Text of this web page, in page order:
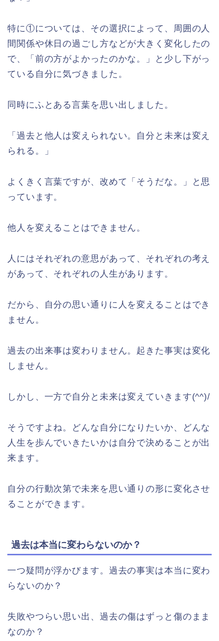
特に①については、その選択によって、周囲の人
間関係や休日の過ごし方などが大きく変化したの
で、「前の方がよかったのかな。」と少し下がっ
ている自分に気づきました。
同時にふとある言葉を思い出しました。
「過去と他人は変えられない。自分と未来は変え
られる。」
よくきく言葉ですが、改めて「そうだな。」と思
っています。
他人を変えることはできません。
人にはそれぞれの意思があって、それぞれの考え
があって、それぞれの人生があります。
だから、自分の思い通りに人を変えることはでき
ません。
過去の出来事は変わりません。起きた事実は変化
しません。
しかし、一方で自分と未来は変えていきます(^^)/
そうですよね。どんな自分になりたいか、どんな
人生を歩んでいきたいかは自分で決めることが出
来ます。
自分の行動次第で未来を思い通りの形に変化させ
ることができます。
過去は本当に変わらないのか？
一つ疑問が浮かびます。過去の事実は本当に変わ
らないのか？
失敗やつらい思い出、過去の傷はずっと傷のまま
なのか？